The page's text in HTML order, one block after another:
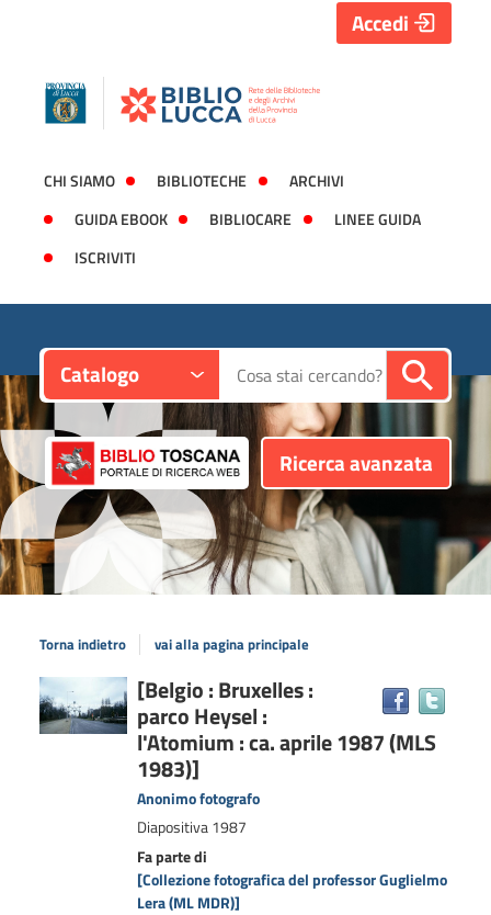
CHI SIAMO BIBLIOTECHE
ARCHIVI
GUIDA EBOOK
BIBLIOCARE
LINEE GUIDA
ISCRIVITI
Accedi
Catalogo Cerca su "Catalogo"
Ricerca avanzata
Torna indietro vai alla pagina principale
Dettaglio
del
documento
[Belgio : Bruxelles :
parco Heysel :
l'Atomium : ca. aprile 1987 (MLS
1983)]
Anonimo fotografo
Diapositiva1987
Fa parte di
[Collezione fotografica del professor Guglielmo
Lera (ML MDR)]